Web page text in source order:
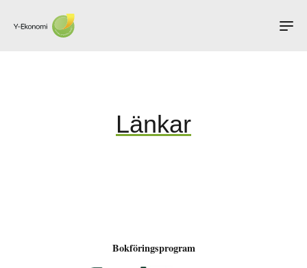
Länkar
Bokföringsprogram